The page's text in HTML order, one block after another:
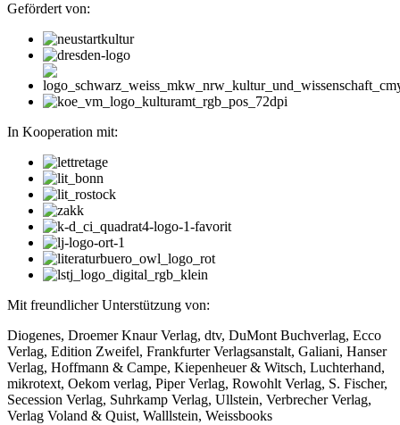
Gefördert von:
In Kooperation mit:
Mit freundlicher Unterstützung von:
Diogenes, Droemer Knaur Verlag, dtv, DuMont Buchverlag, Ecco
Verlag, Edition Zweifel, Frankfurter Verlagsanstalt, Galiani, Hanser
Verlag, Hoffmann & Campe, Kiepenheuer & Witsch, Luchterhand,
mikrotext, Oekom verlag, Piper Verlag, Rowohlt Verlag, S. Fischer,
Secession Verlag, Suhrkamp Verlag, Ullstein, Verbrecher Verlag,
Verlag Voland & Quist, Walllstein, Weissbooks